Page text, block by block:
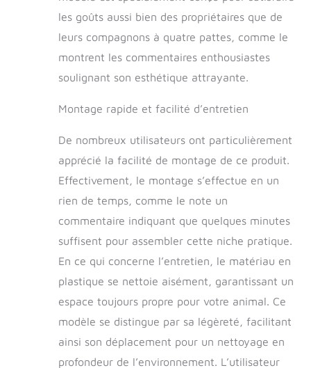
niche, fournissant
de l'air frais au
chien et empêchant
la formation de
dans le chenil, de
dispose d'un petit
Conception
humanisée: Le toit
rapidement drainer
l'eau de pluie et
efficacement le
chien de la pluie et
de la neige, offrant
confortable pour
chien. Le plancher
surélevé peut
de s'écouler dans la
niche et isoler le sol
les goûts aussi bien des propriétaires que de
leurs compagnons à quatre pattes, comme le
montrent les commentaires enthousiastes
soulignant son esthétique attrayante.
Montage rapide et facilité d’entretien
De nombreux utilisateurs ont particulièrement
apprécié la facilité de montage de ce produit.
Effectivement, le montage s’effectue en un
rien de temps, comme le note un
commentaire indiquant que quelques minutes
suffisent pour assembler cette niche pratique.
En ce qui concerne l’entretien, le matériau en
plastique se nettoie aisément, garantissant un
espace toujours propre pour votre animal. Ce
modèle se distingue par sa légèreté, facilitant
ainsi son déplacement pour un nettoyage en
profondeur de l’environnement. L’utilisateur